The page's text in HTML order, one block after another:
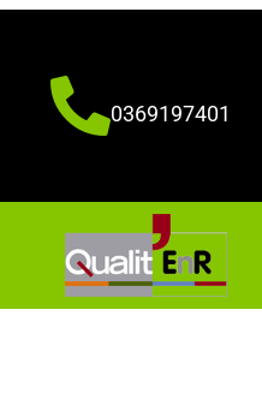
0369197401